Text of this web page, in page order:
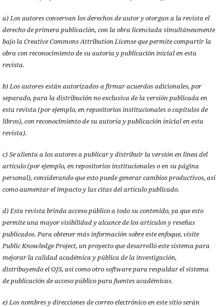
a) Los autores conservan los derechos de autor y otorgan a la revista el
derecho de primera publicación, con la obra licenciada simultáneamente
bajo la Creative Commons Attribution License que permite compartir la
obra con reconocimiento de su autoría y publicación inicial en esta
revista.
b) Los autores están autorizados a firmar acuerdos adicionales, por
separado, para la distribución no exclusiva de la versión publicada en
esta revista (por ejemplo, en repositorios institucionales o capítulos de
libros), con reconocimiento de su autoría y publicación inicial en esta
revista).
c) Se alienta a los autores a publicar y distribuir la versión en línea del
artículo (por ejemplo, en repositorios institucionales o en su página
personal), considerando que esto puede generar cambios productivos, así
como aumentar el impacto y las citas del artículo publicado.
d) Esta revista brinda acceso público a todo su contenido, ya que esto
permite una mayor visibilidad y alcance de los artículos y reseñas
publicados. Para obtener más información sobre este enfoque, visite
Public Knowledge Project, un proyecto que desarrolló este sistema para
mejorar la calidad académica y pública de la investigación,
distribuyendo el OJS, así como otro software para respaldar el sistema
de publicación de acceso público para fuentes académicas.
e) Los nombres y direcciones de correo electrónico en este sitio serán